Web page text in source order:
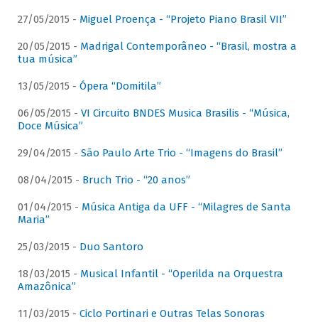
27/05/2015 - Miguel Proença - “Projeto Piano Brasil VII”
20/05/2015 - Madrigal Contemporâneo - “Brasil, mostra a
tua música”
13/05/2015 - Ópera “Domitila”
06/05/2015 - VI Circuito BNDES Musica Brasilis - “Música,
Doce Música”
29/04/2015 - São Paulo Arte Trio - “Imagens do Brasil”
08/04/2015 - Bruch Trio - “20 anos”
01/04/2015 - Música Antiga da UFF - “Milagres de Santa
Maria”
25/03/2015 - Duo Santoro
18/03/2015 - Musical Infantil - “Operilda na Orquestra
Amazônica”
11/03/2015 - Ciclo Portinari e Outras Telas Sonoras